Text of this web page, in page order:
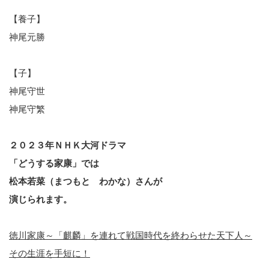
【養子】
神尾元勝
【子】
神尾守世
神尾守繁
２０２３年ＮＨＫ大河ドラマ
「どうする家康」では
松本若菜（まつもと わかな）さんが
演じられます。
徳川家康～「麒麟」を連れて戦国時代を終わらせた天下人～
その生涯を手短に！